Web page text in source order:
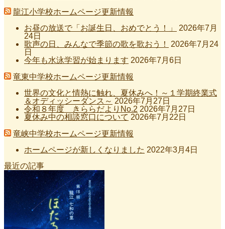
龍江小学校ホームページ更新情報
お昼の放送で「お誕生日、おめでとう！」
2026年7月
24日
歌声の日、みんなで季節の歌を歌おう！
2026年7月24
日
今年も水泳学習が始まります 2026年7月6日
竜東中学校ホームページ更新情報
世界の文化と情熱に触れ、夏休みへ！～１学期終業式
＆オディッシーダンス～ 2026年7月27日
令和８年度 きららだよりNo.2 2026年7月27日
夏休み中の相談窓口について 2026年7月22日
竜峡中学校ホームページ更新情報
ホームページが新しくなりました 2022年3月4日
最近の記事